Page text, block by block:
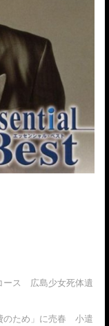
ース 広島少女死体遺
のため」に売春 小遣